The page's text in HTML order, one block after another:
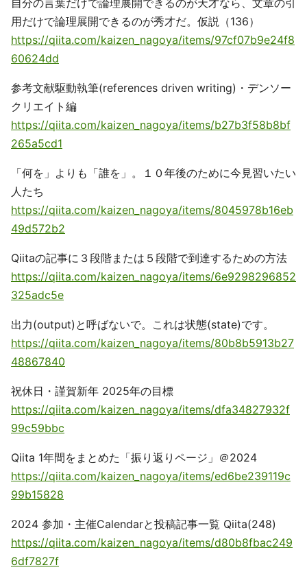
用だけで論理展開できるのが秀才だ。仮説（136）
https://qiita.com/kaizen_nagoya/items/97cf07b9e24f8
60624dd
参考文献駆動執筆(references driven writing)・デンソー
クリエイト編
https://qiita.com/kaizen_nagoya/items/b27b3f58b8bf
265a5cd1
「何を」よりも「誰を」。１０年後のために今見習いたい
人たち
https://qiita.com/kaizen_nagoya/items/8045978b16eb
49d572b2
Qiitaの記事に３段階または５段階で到達するための方法
https://qiita.com/kaizen_nagoya/items/6e9298296852
325adc5e
出力(output)と呼ばないで。これは状態(state)です。
https://qiita.com/kaizen_nagoya/items/80b8b5913b27
48867840
祝休日・謹賀新年 2025年の目標
https://qiita.com/kaizen_nagoya/items/dfa34827932f
99c59bbc
Qiita 1年間をまとめた「振り返りページ」＠2024
https://qiita.com/kaizen_nagoya/items/ed6be239119c
99b15828
2024 参加・主催Calendarと投稿記事一覧 Qiita(248)
https://qiita.com/kaizen_nagoya/items/d80b8fbac249
6df7827f